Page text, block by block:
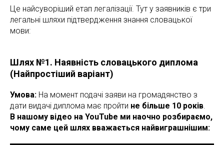
Це найсуворіший етап легалізації. Тут у заявників є три
легальні шляхи підтвердження знання словацької
мови:
Шлях №1. Наявність словацького диплома
(Найпростіший варіант)
Умова: На момент подачі заяви на громадянство з
дати видачі диплома має пройти не більше 10 років
В нашому відео на YouTube ми наочно розбираємо,
чому саме цей шлях вважається найвиграшнішим: